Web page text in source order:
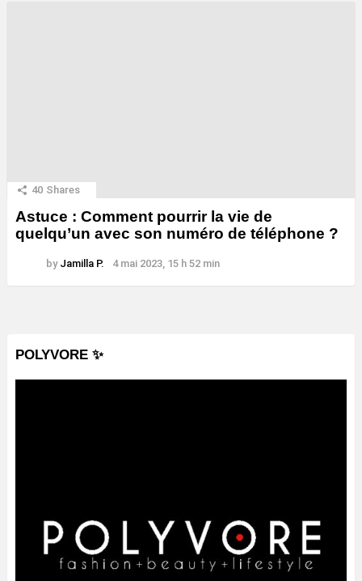
40 Shares
Astuce : Comment pourrir la vie de
quelqu’un avec son numéro de téléphone ?
by Jamilla P. 4 mai 2023, 15 h 52 min
POLYVORE ✨